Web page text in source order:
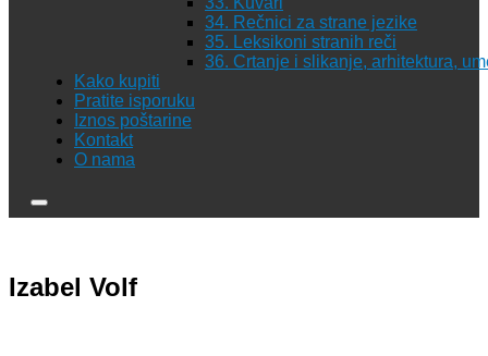
34. Rečnici za strane jezike
35. Leksikoni stranih reči
36. Crtanje i slikanje, arhitektura,
Kako kupiti
Pratite isporuku
Iznos poštarine
Kontakt
O nama
Izabel Volf